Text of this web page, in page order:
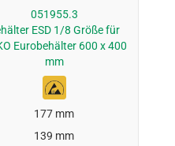
051955.3
ESD 1/8 Größe für
Eurobehälter 600 x 400
mm
177 mm
139 mm